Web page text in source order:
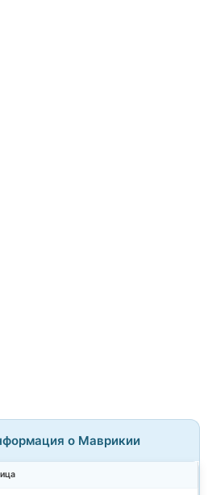
о Маврикии